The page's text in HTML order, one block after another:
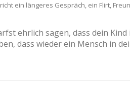
ein längeres Gespräch, ein Flirt,
ehrlich sagen, dass dein
dass wieder ein Mensch in